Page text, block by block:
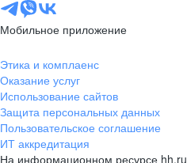
Мобильное приложение
Этика и комплаенс
Оказание услуг
Использование сайтов
Защита персональных данных
Пользовательское соглашение
ИТ аккредитация
На информационном ресурсе hh.ru